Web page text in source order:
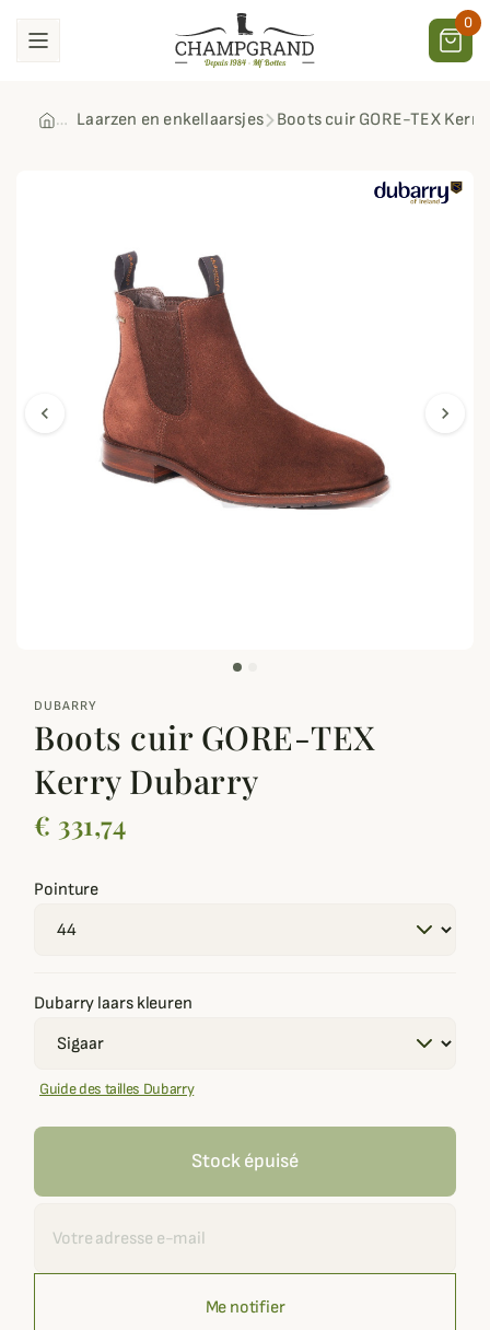
0
Laarzen en enkellaarsjes Boots cuir GORE-TEX
chevron_left
zoom_out_map
chevron_right
DUBARRY
Boots cuir GORE-TEX
Kerry Dubarry
€ 331,74
Pointure
Dubarry laars kleuren
Guide des tailles Dubarry
Stock épuisé
Me notifier